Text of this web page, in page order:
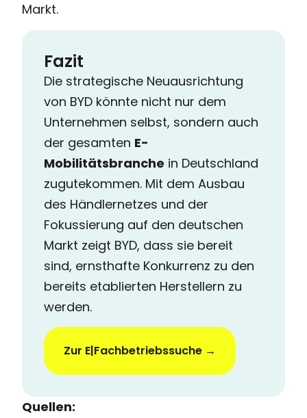
Markt.
Fazit
Die strategische Neuausrichtung
von BYD könnte nicht nur dem
Unternehmen selbst, sondern auch
der gesamten E-
Mobilitätsbranche in Deutschland
zugutekommen. Mit dem Ausbau
des Händlernetzes und der
Fokussierung auf den deutschen
Markt zeigt BYD, dass sie bereit
sind, ernsthafte Konkurrenz zu den
bereits etablierten Herstellern zu
werden.
Zur E|Fachbetriebssuche →
Quellen: